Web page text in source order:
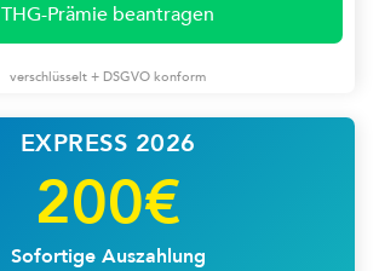
THG-Prämie beantragen
verschlüsselt + DSGVO konform
EXPRESS 2026
200€
Sofortige Auszahlung